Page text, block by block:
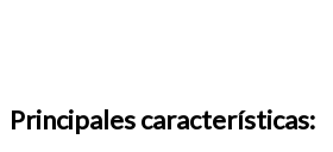
Principales características: